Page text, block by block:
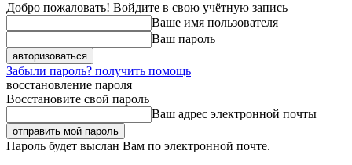
Добро пожаловать! Войдите в свою учётную запись
Ваше имя пользователя
Ваш пароль
Забыли пароль? получить помощь
восстановление пароля
Восстановите свой пароль
Ваш адрес электронной почты
Пароль будет выслан Вам по электронной почте.